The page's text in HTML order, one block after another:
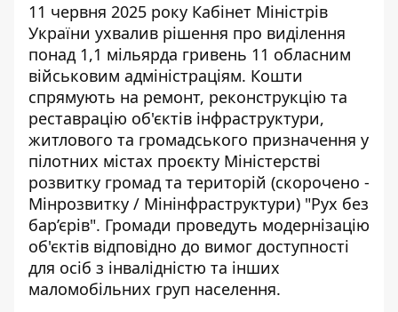
11 червня 2025 року Кабінет Міністрів
України ухвалив рішення про виділення
понад 1,1 мільярда гривень 11 обласним
військовим адміністраціям. Кошти
спрямують на ремонт, реконструкцію та
реставрацію об'єктів інфраструктури,
житлового та громадського призначення у
пілотних містах проєкту Міністерстві
розвитку громад та територій (скорочено -
Мінрозвитку / Мінінфраструктури) "Рух без
бар’єрів". Громади проведуть модернізацію
об'єктів відповідно до вимог доступності
для осіб з інвалідністю та інших
маломобільних груп населення.